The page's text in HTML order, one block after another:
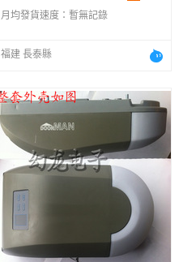
月均發貨速度： 暫無記錄
福建 長泰縣